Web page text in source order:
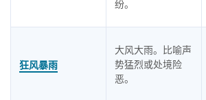
纷。
狂风暴雨
大风大雨。比喻声
势猛烈或处境险
恶。